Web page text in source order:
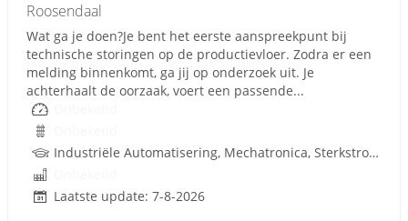
Roosendaal
Wat ga je doen?Je bent het eerste aanspreekpunt bij
technische storingen op de productievloer. Zodra er een
melding binnenkomt, ga jij op onderzoek uit. Je
achterhaalt de oorzaak, voert een passende...
Industriële Automatisering, Mechatronica, Sterkstroom, Besturingstechniek, Techniek
Laatste update: 7-8-2026